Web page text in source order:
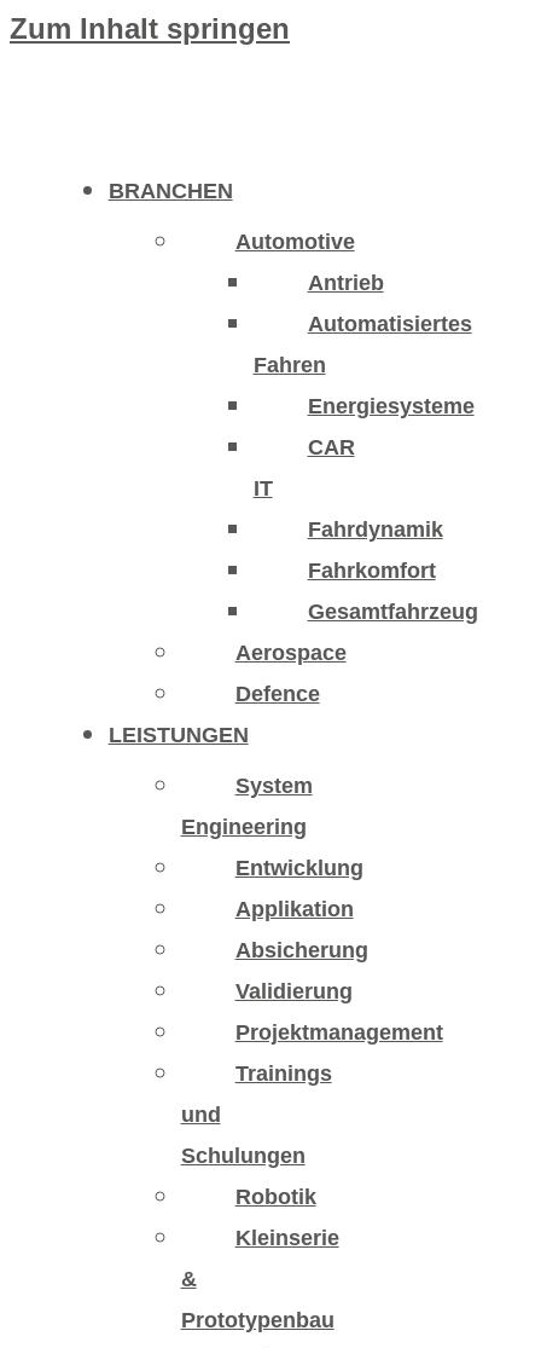
Zum Inhalt springen
BRANCHEN
Automotive
Antrieb
Automatisiertes
Fahren
Energiesysteme
CAR
IT
Fahrdynamik
Fahrkomfort
Gesamtfahrzeug
Aerospace
Defence
LEISTUNGEN
System
Engineering
Entwicklung
Applikation
Absicherung
Validierung
Projektmanagement
Trainings
und
Schulungen
Robotik
Kleinserie
&
Prototypenbau